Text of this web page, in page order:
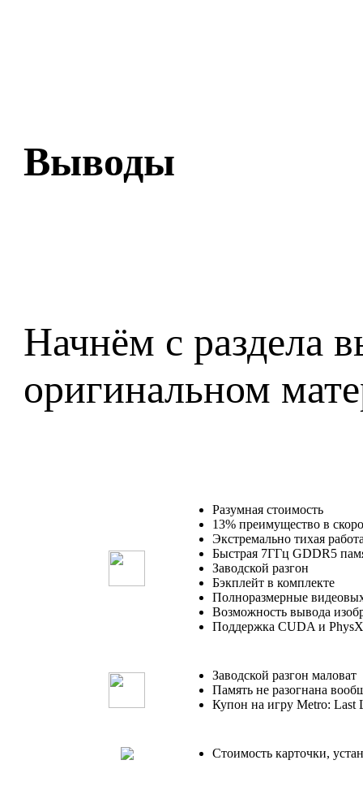
Выводы
Начнём с раздела
оригинальном
Разумная стоимость
13% преимущество в
Экстремально тихая
Быстрая 7ГГц GDDR5
Заводской разгон
Бэкплейт в комплекте
Полноразмерные
Возможность вывода
Поддержка CUDA и PhysX
Заводской разгон маловат
Память не разогнана
Купон на игру Metro: Last
Стоимость карточки,